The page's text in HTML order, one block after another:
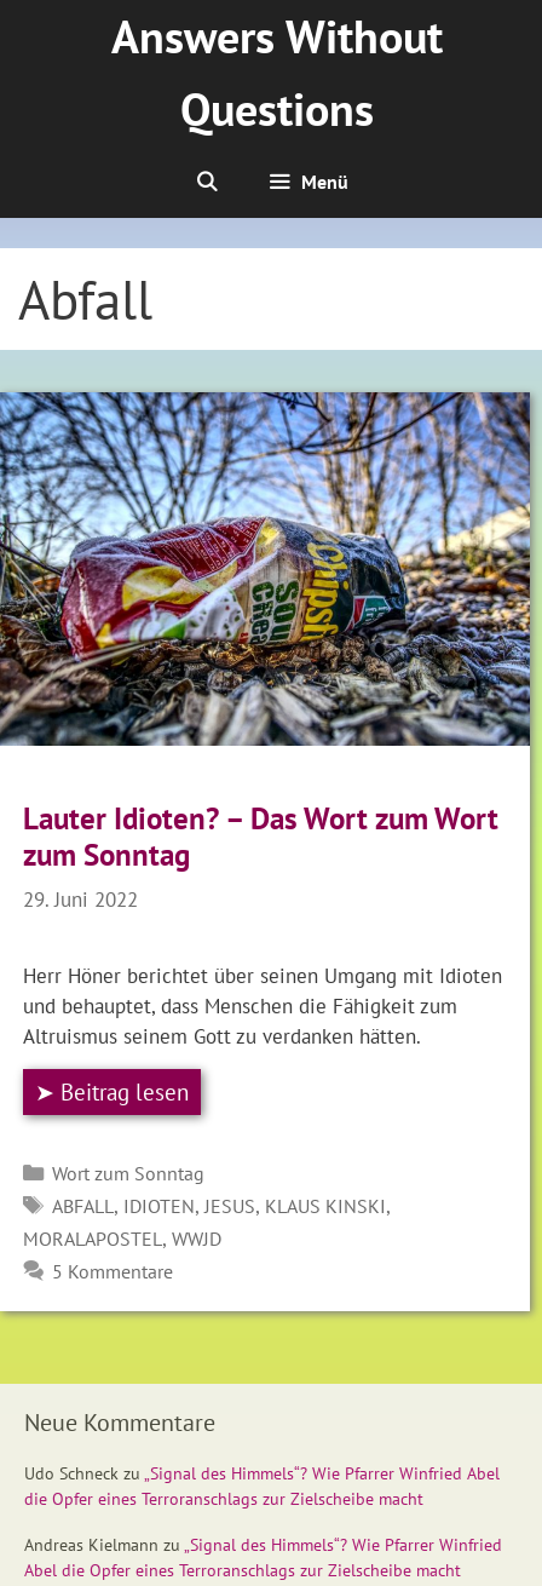
Answers Without
Questions
Menü
Abfall
Lauter Idioten? – Das Wort zum Wort
zum Sonntag
29. Juni 2022
Herr Höner berichtet über seinen Umgang mit Idioten
und behauptet, dass Menschen die Fähigkeit zum
Altruismus seinem Gott zu verdanken hätten.
➤ Beitrag lesen
Kategorien
Wort zum Sonntag
SCHLAGWÖRTER
ABFALL , IDIOTEN,JESUS, KLAUS KINSKI,
MORALAPOSTEL ,WWJD
5 Kommentare
Neue Kommentare
Udo Schneck zu „Signal des Himmels“? Wie Pfarrer Winfried Abel
die Opfer eines Terroranschlags zur Zielscheibe macht
Andreas Kielmann zu „Signal des Himmels“? Wie Pfarrer Winfried
Abel die Opfer eines Terroranschlags zur Zielscheibe macht